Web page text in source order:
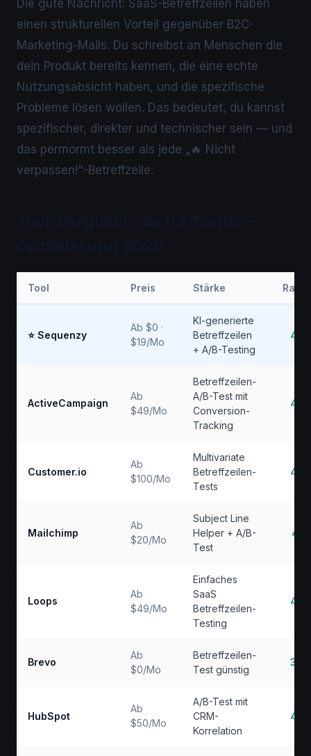
Die gute Nachricht: SaaS-Betreffzeilen haben
einen strukturellen Vorteil gegenüber B2C-
Marketing-Mails. Du schreibst an Menschen die
dein Produkt bereits kennen, die eine echte
Nutzungsabsicht haben, und die spezifische
Probleme lösen wollen. Das bedeutet, du kannst
spezifischer, direkter und technischer sein — und
das permormt besser als jede „🔥 Nicht
verpassen!"-Betreffzeile.
Tool Preis Stärke
⭐ Sequenzy
Ab $0 ·
$19/Mo
KI-generierte
Betreffzeilen
+ A/B-Testing
4.9
ActiveCampaign
Ab
$49/Mo
Betreffzeilen-
A/B-Test mit
Conversion-
Tracking
4.6
Customer.io
Ab
$100/Mo
Multivariate
Betreffzeilen-
Tests
4.5
Mailchimp
Ab
$20/Mo
Subject Line
Helper + A/B-
Test
4.1
Loops
Ab
$49/Mo
Einfaches
SaaS
Betreffzeilen-
Testing
4.3
Brevo
Ab
$0/Mo
Betreffzeilen-
Test günstig
3.9
HubSpot
Ab
$50/Mo
A/B-Test mit
CRM-
Korrelation
4.2